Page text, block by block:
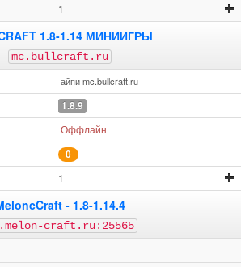
1
1.8-1.14 МИНИИГРЫ
mc.bullcraft.ru
айпи mc.bullcraft.ru
1.8.9
Оффлайн
0
1
- 1.8-1.14.4
craft.ru:25565